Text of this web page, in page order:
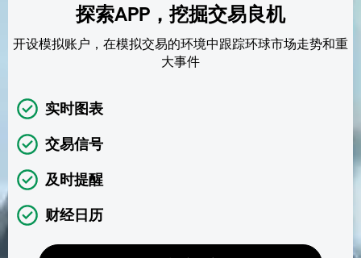
探索APP，挖掘交易良机
开设模拟账户，在模拟交易的环境中跟踪环球市场走势和重
大事件
实时图表
交易信号
及时提醒
财经日历